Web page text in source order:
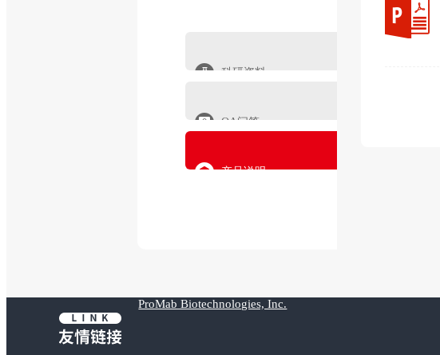
科研资料
QA问答
产品说明
ProMab Biotechnologies, Inc.